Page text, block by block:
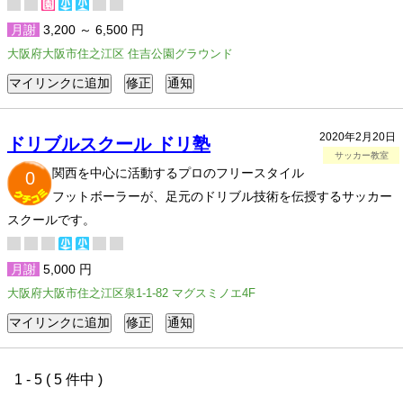
月謝 3,200 ～ 6,500 円
大阪府大阪市住之江区 住吉公園グラウンド
2020年2月20日
サッカー教室
ドリブルスクール ドリ塾
0
関西を中心に活動するプロのフリースタイル
フットボーラーが、足元のドリブル技術を伝授するサッカー
スクールです。
月謝 5,000 円
大阪府大阪市住之江区泉1-1-82 マグスミノエ4F
1 - 5 ( 5 件中 )